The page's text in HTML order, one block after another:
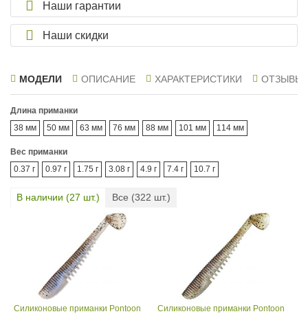
Наши гарантии
Наши скидки
МОДЕЛИ ОПИСАНИЕ ХАРАКТЕРИСТИКИ ОТЗЫВЫ
Длина приманки
38 мм
50 мм 63 мм 76 мм 88 мм 101 мм 114 мм
Вес приманки
0.37 г
0.97 г 1.75 г 3.08 г 4.9 г 7.4 г 10.7 г
В наличии (27 шт.) Все (322 шт.)
Силиконовые приманки Pontoon
Силиконовые приманки Pontoon